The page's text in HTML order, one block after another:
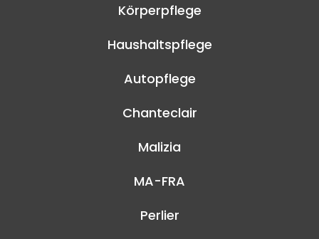
Körperpflege
Haushaltspflege
Autopflege
Chanteclair
Malizia
MA-FRA
Perlier